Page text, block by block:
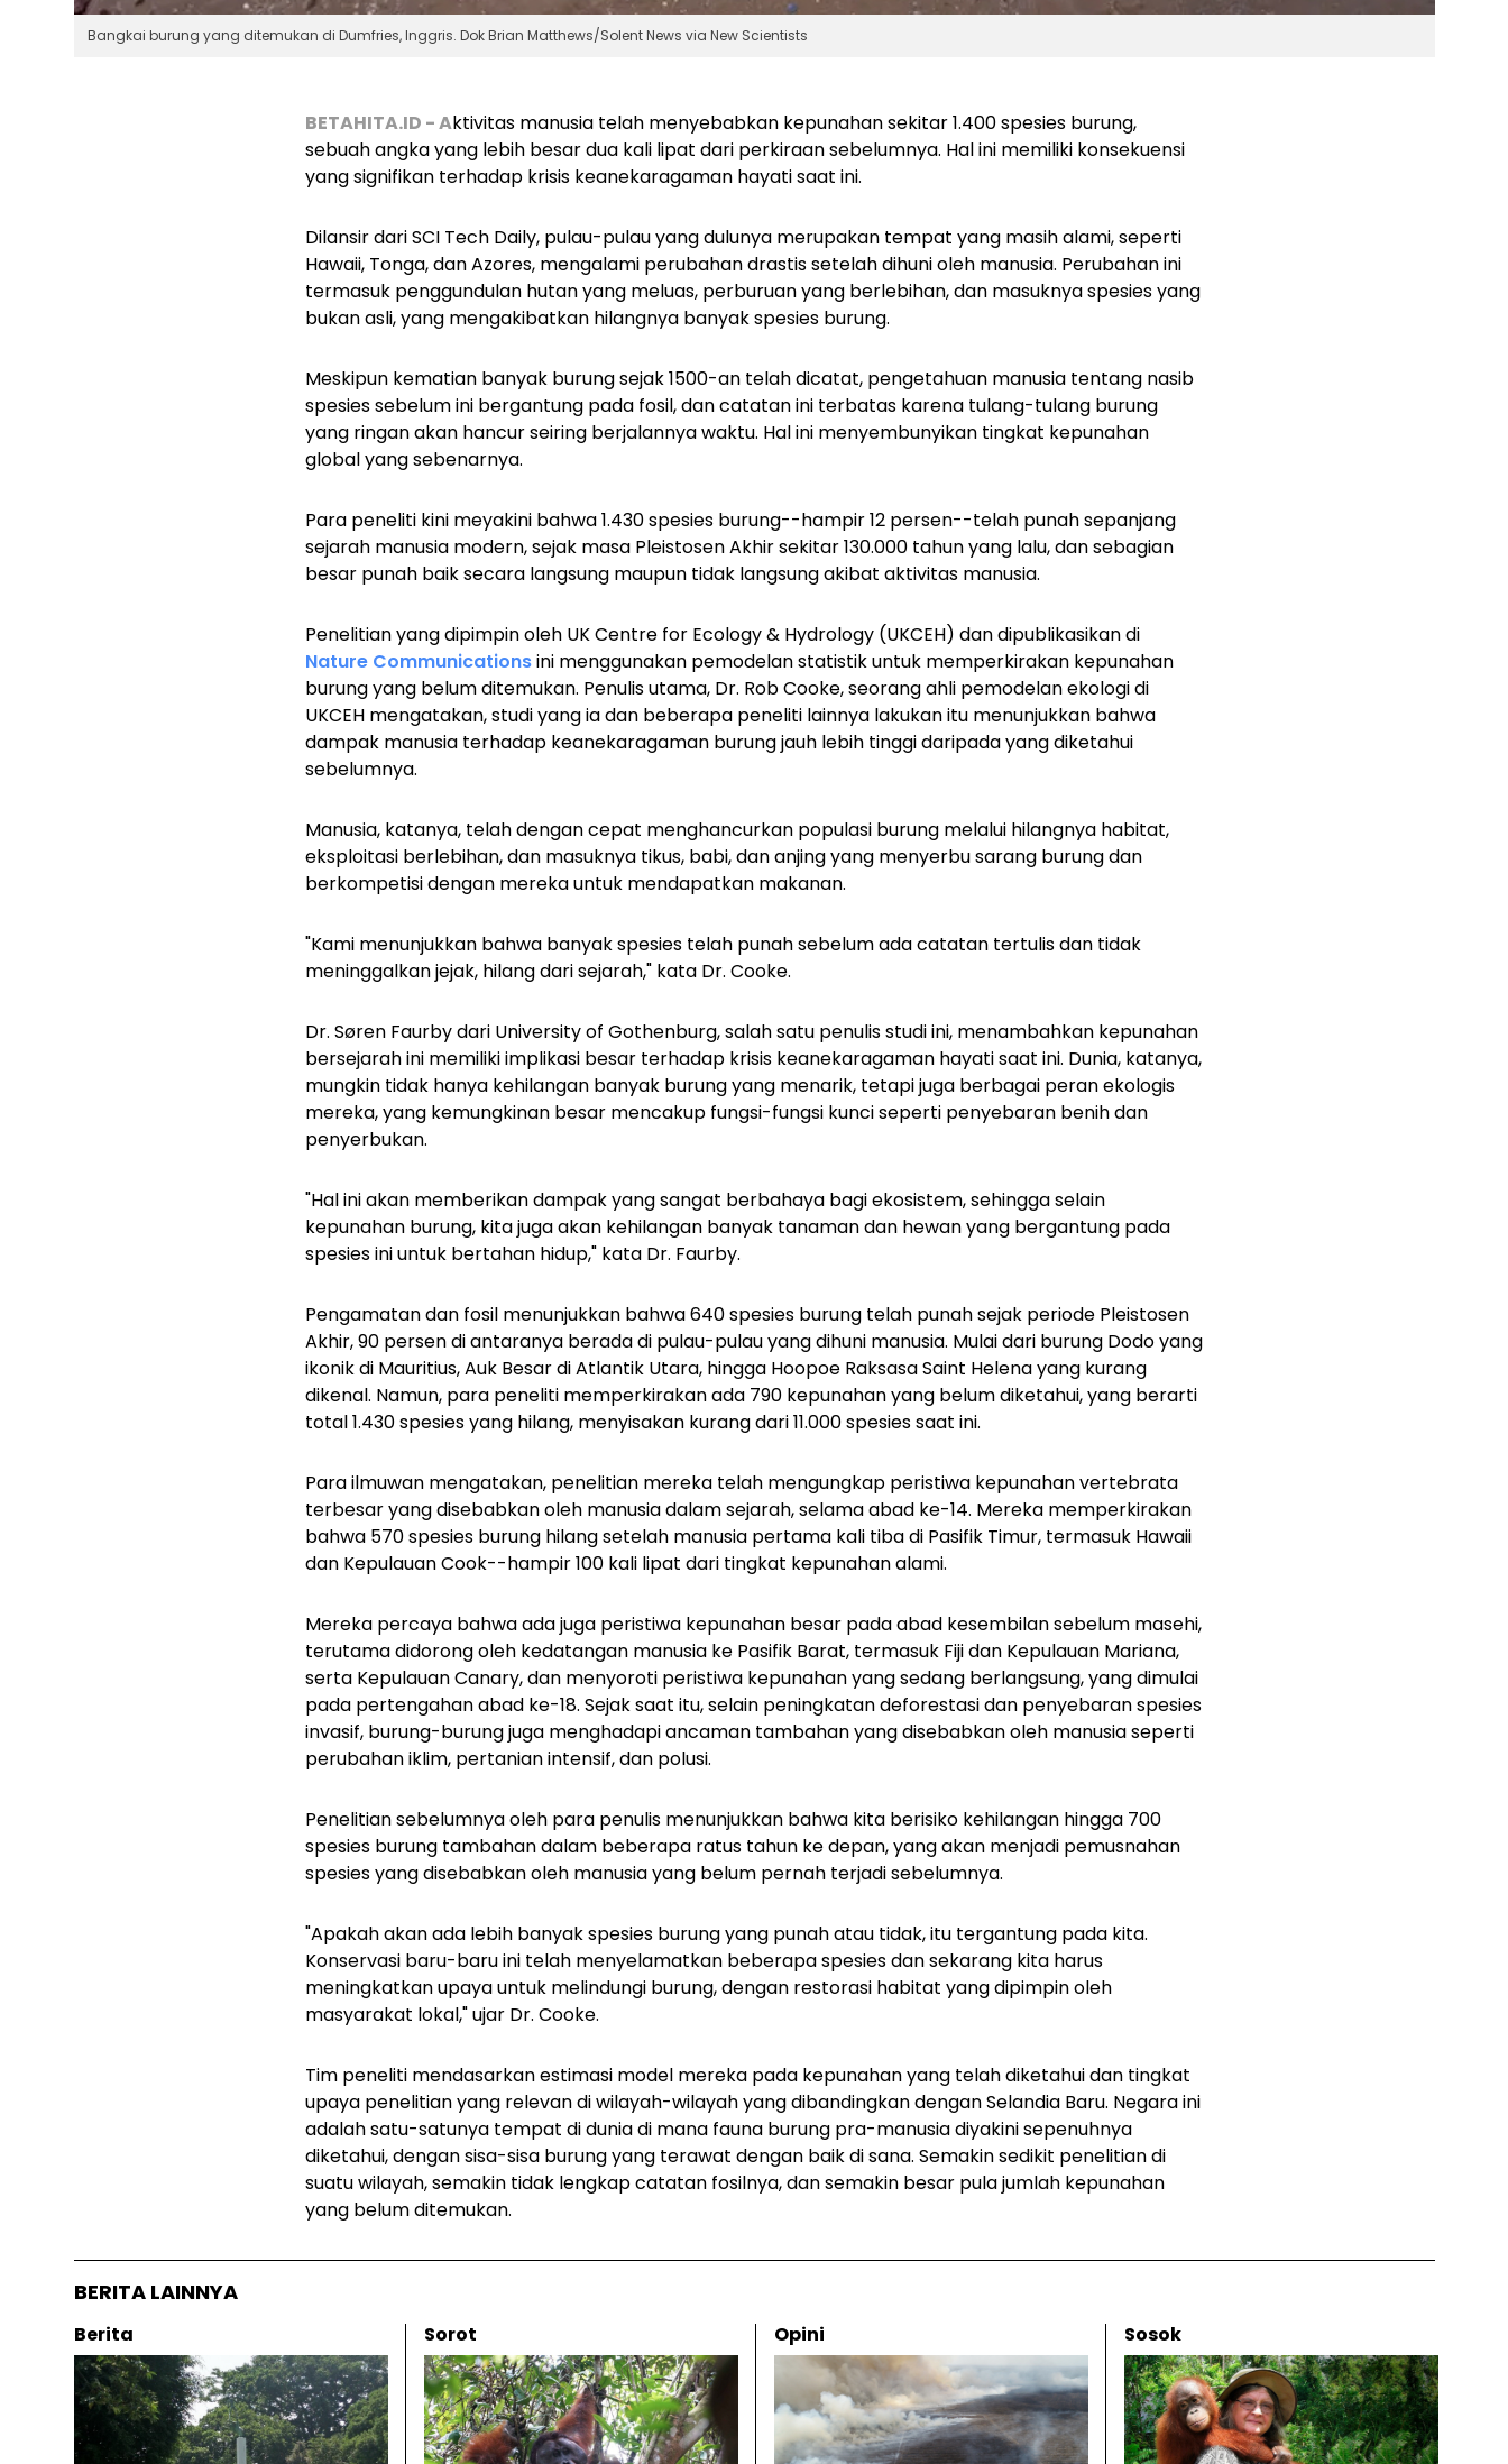
Bangkai burung yang ditemukan di Dumfries, Inggris. Dok Brian Matthews/Solent News via New Scientists
BETAHITA.ID - Aktivitas manusia telah menyebabkan kepunahan sekitar 1.400 spesies burung,
sebuah angka yang lebih besar dua kali lipat dari perkiraan sebelumnya. Hal ini memiliki konsekuensi
yang signifikan terhadap krisis keanekaragaman hayati saat ini.
Dilansir dari SCI Tech Daily, pulau-pulau yang dulunya merupakan tempat yang masih alami, seperti
Hawaii, Tonga, dan Azores, mengalami perubahan drastis setelah dihuni oleh manusia. Perubahan ini
termasuk penggundulan hutan yang meluas, perburuan yang berlebihan, dan masuknya spesies yang
bukan asli, yang mengakibatkan hilangnya banyak spesies burung.
Meskipun kematian banyak burung sejak 1500-an telah dicatat, pengetahuan manusia tentang nasib
spesies sebelum ini bergantung pada fosil, dan catatan ini terbatas karena tulang-tulang burung
yang ringan akan hancur seiring berjalannya waktu. Hal ini menyembunyikan tingkat kepunahan
global yang sebenarnya.
Para peneliti kini meyakini bahwa 1.430 spesies burung--hampir 12 persen--telah punah sepanjang
sejarah manusia modern, sejak masa Pleistosen Akhir sekitar 130.000 tahun yang lalu, dan sebagian
besar punah baik secara langsung maupun tidak langsung akibat aktivitas manusia.
Penelitian yang dipimpin oleh UK Centre for Ecology & Hydrology (UKCEH) dan dipublikasikan di
Nature Communicationsini menggunakan pemodelan statistik untuk memperkirakan kepunahan
burung yang belum ditemukan. Penulis utama, Dr. Rob Cooke, seorang ahli pemodelan ekologi di
UKCEH mengatakan, studi yang ia dan beberapa peneliti lainnya lakukan itu menunjukkan bahwa
dampak manusia terhadap keanekaragaman burung jauh lebih tinggi daripada yang diketahui
sebelumnya.
Manusia, katanya, telah dengan cepat menghancurkan populasi burung melalui hilangnya habitat,
eksploitasi berlebihan, dan masuknya tikus, babi, dan anjing yang menyerbu sarang burung dan
berkompetisi dengan mereka untuk mendapatkan makanan.
"Kami menunjukkan bahwa banyak spesies telah punah sebelum ada catatan tertulis dan tidak
meninggalkan jejak, hilang dari sejarah," kata Dr. Cooke.
Dr. Søren Faurby dari University of Gothenburg, salah satu penulis studi ini, menambahkan kepunahan
bersejarah ini memiliki implikasi besar terhadap krisis keanekaragaman hayati saat ini. Dunia, katanya,
mungkin tidak hanya kehilangan banyak burung yang menarik, tetapi juga berbagai peran ekologis
mereka, yang kemungkinan besar mencakup fungsi-fungsi kunci seperti penyebaran benih dan
penyerbukan.
"Hal ini akan memberikan dampak yang sangat berbahaya bagi ekosistem, sehingga selain
kepunahan burung, kita juga akan kehilangan banyak tanaman dan hewan yang bergantung pada
spesies ini untuk bertahan hidup," kata Dr. Faurby.
Pengamatan dan fosil menunjukkan bahwa 640 spesies burung telah punah sejak periode Pleistosen
Akhir, 90 persen di antaranya berada di pulau-pulau yang dihuni manusia. Mulai dari burung Dodo yang
ikonik di Mauritius, Auk Besar di Atlantik Utara, hingga Hoopoe Raksasa Saint Helena yang kurang
dikenal. Namun, para peneliti memperkirakan ada 790 kepunahan yang belum diketahui, yang berarti
total 1.430 spesies yang hilang, menyisakan kurang dari 11.000 spesies saat ini.
Para ilmuwan mengatakan, penelitian mereka telah mengungkap peristiwa kepunahan vertebrata
terbesar yang disebabkan oleh manusia dalam sejarah, selama abad ke-14. Mereka memperkirakan
bahwa 570 spesies burung hilang setelah manusia pertama kali tiba di Pasifik Timur, termasuk Hawaii
dan Kepulauan Cook--hampir 100 kali lipat dari tingkat kepunahan alami.
Mereka percaya bahwa ada juga peristiwa kepunahan besar pada abad kesembilan sebelum masehi,
terutama didorong oleh kedatangan manusia ke Pasifik Barat, termasuk Fiji dan Kepulauan Mariana,
serta Kepulauan Canary, dan menyoroti peristiwa kepunahan yang sedang berlangsung, yang dimulai
pada pertengahan abad ke-18. Sejak saat itu, selain peningkatan deforestasi dan penyebaran spesies
invasif, burung-burung juga menghadapi ancaman tambahan yang disebabkan oleh manusia seperti
perubahan iklim, pertanian intensif, dan polusi.
Penelitian sebelumnya oleh para penulis menunjukkan bahwa kita berisiko kehilangan hingga 700
spesies burung tambahan dalam beberapa ratus tahun ke depan, yang akan menjadi pemusnahan
spesies yang disebabkan oleh manusia yang belum pernah terjadi sebelumnya.
"Apakah akan ada lebih banyak spesies burung yang punah atau tidak, itu tergantung pada kita.
Konservasi baru-baru ini telah menyelamatkan beberapa spesies dan sekarang kita harus
meningkatkan upaya untuk melindungi burung, dengan restorasi habitat yang dipimpin oleh
masyarakat lokal," ujar Dr. Cooke.
Tim peneliti mendasarkan estimasi model mereka pada kepunahan yang telah diketahui dan tingkat
upaya penelitian yang relevan di wilayah-wilayah yang dibandingkan dengan Selandia Baru. Negara ini
adalah satu-satunya tempat di dunia di mana fauna burung pra-manusia diyakini sepenuhnya
diketahui, dengan sisa-sisa burung yang terawat dengan baik di sana. Semakin sedikit penelitian di
suatu wilayah, semakin tidak lengkap catatan fosilnya, dan semakin besar pula jumlah kepunahan
yang belum ditemukan.
BERITA LAINNYA
Berita Sorot Opini Sosok